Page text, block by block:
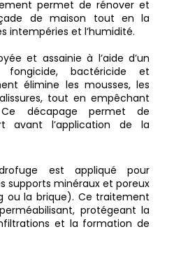
permet de rénover et
de maison tout en la
intempéries et l’humidité.
et assainie à l’aide d’un
bactéricide et
élimine les mousses, les
tout en empêchant
décapage permet de
avant l’application de la
est appliqué pour
supports minéraux et poreux
ou la brique). Ce traitement
protégeant la
et la formation de